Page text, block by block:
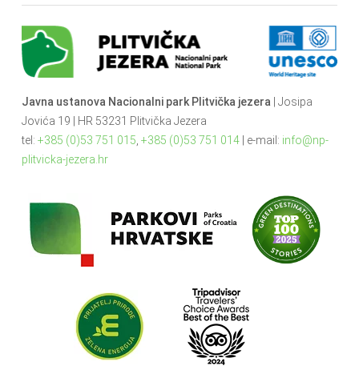
Javna ustanova Nacionalni park Plitvička jezera | Josipa
Jovića 19 | HR 53231 Plitvička Jezera
tel: +385 (0)53 751 015 +385 (0)53 751 014| e-mail: info@np-
plitvicka-jezera.hr